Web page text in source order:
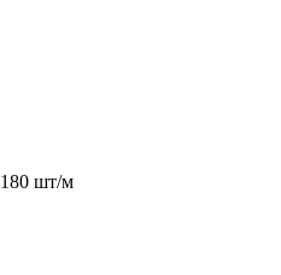
180 шт/м